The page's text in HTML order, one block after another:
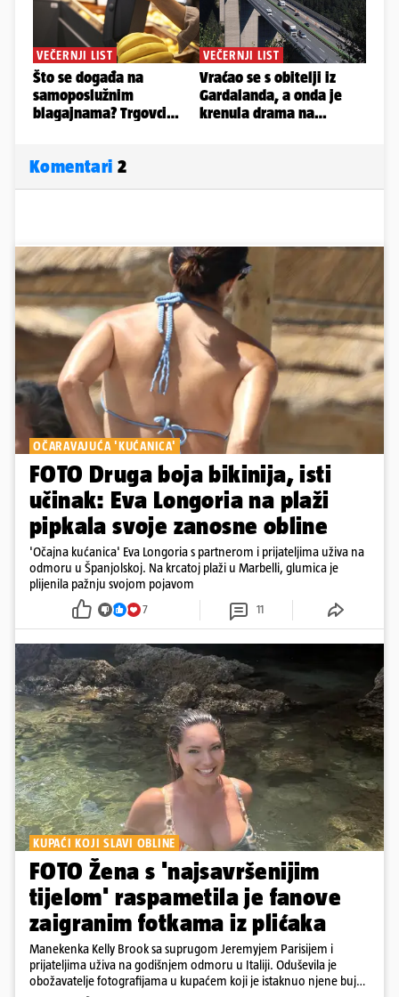
Komentari 2
OČARAVAJUĆA 'KUĆANICA'
FOTO Druga boja bikinija, isti
učinak: Eva Longoria na plaži
pipkala svoje zanosne obline
'Očajna kućanica' Eva Longoria s partnerom i prijateljima uživa na
odmoru u Španjolskoj. Na krcatoj plaži u Marbelli, glumica je
plijenila pažnju svojom pojavom
7 11
KUPAĆI KOJI SLAVI OBLINE
FOTO Žena s 'najsavršenijim
tijelom' raspametila je fanove
zaigranim fotkama iz plićaka
Manekenka Kelly Brook sa suprugom Jeremyjem Parisijem i
prijateljima uživa na godišnjem odmoru u Italiji. Oduševila je
obožavatelje fotografijama u kupaćem koji je istaknuo njene bujne